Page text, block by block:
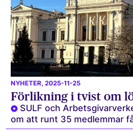
NYHETER, 2025-11-25
Förlikning i tvist om
SULF och
om att runt 35 medlemmar